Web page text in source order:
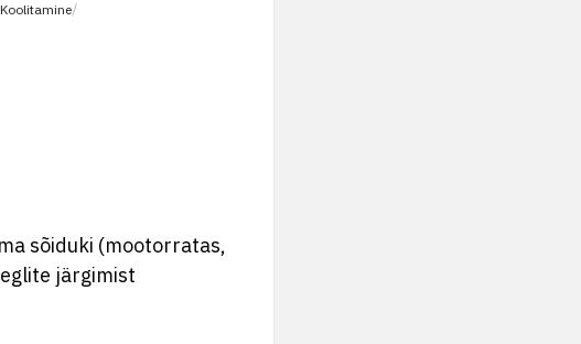
Koolitamine/
sõiduki (mootorratas,
järgimist